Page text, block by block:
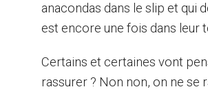
anacondas dans le slip et qui
est encore une fois dans leur
Certains et certaines vont
rassurer ? Non non, on ne se